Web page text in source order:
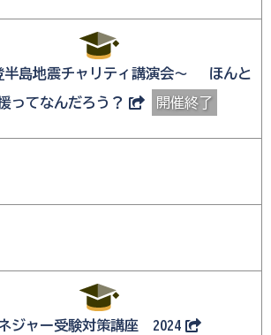
半島地震チャリティ講演会～ ほんと
ってなんだろう？ 開催終了
ジャー受験対策講座 2024